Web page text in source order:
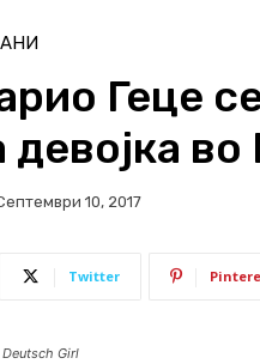
Геце
девојка
10, 2017
Twitter
Girl